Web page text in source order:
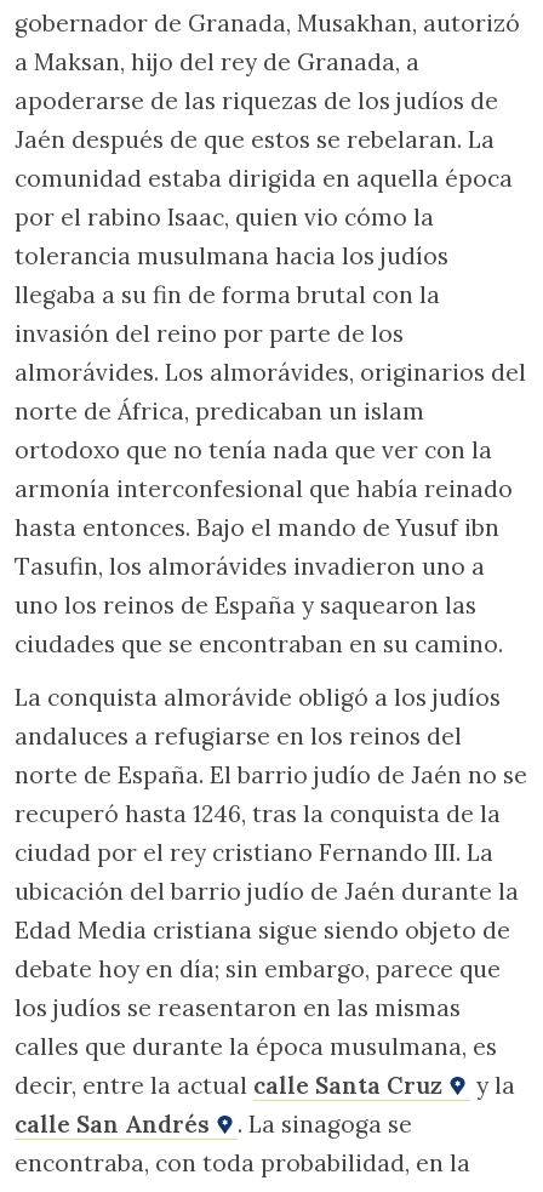
gobernador de Granada, Musakhan, autorizó
a Maksan, hijo del rey de Granada, a
apoderarse de las riquezas de los judíos de
Jaén después de que estos se rebelaran. La
comunidad estaba dirigida en aquella época
por el rabino Isaac, quien vio cómo la
tolerancia musulmana hacia los judíos
llegaba a su fin de forma brutal con la
invasión del reino por parte de los
almorávides. Los almorávides, originarios del
norte de África, predicaban un islam
ortodoxo que no tenía nada que ver con la
armonía interconfesional que había reinado
hasta entonces. Bajo el mando de Yusuf ibn
Tasufin, los almorávides invadieron uno a
uno los reinos de España y saquearon las
ciudades que se encontraban en su camino.
La conquista almorávide obligó a los judíos
andaluces a refugiarse en los reinos del
norte de España. El barrio judío de Jaén no se
recuperó hasta 1246, tras la conquista de la
ciudad por el rey cristiano Fernando III. La
ubicación del barrio judío de Jaén durante la
Edad Media cristiana sigue siendo objeto de
debate hoy en día; sin embargo, parece que
los judíos se reasentaron en las mismas
calles que durante la época musulmana, es
decir, entre la actual calle Santa Cruz
y la
calle San Andrés
. La sinagoga se
encontraba, con toda probabilidad, en la